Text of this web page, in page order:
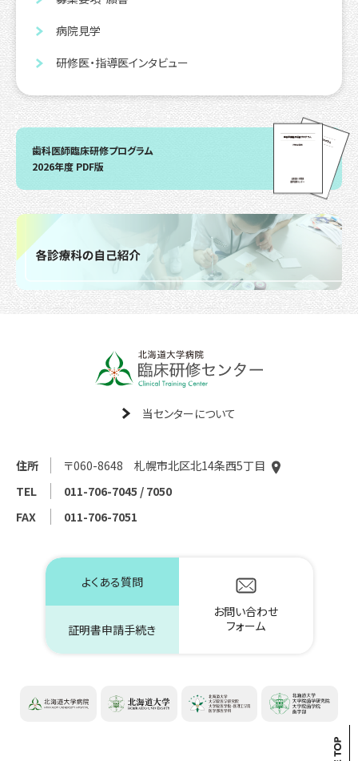
病院見学
研修医・指導医インタビュー
歯科医師臨床研修プログラム
2026年度 PDF版
当センターについて
住所
〒060-8648 札幌市北区北14条西5丁目
TEL
011-706-7045 / 7050
FAX
011-706-7051
よくある質問
証明書申請手続き
お問い合わせ
フォーム